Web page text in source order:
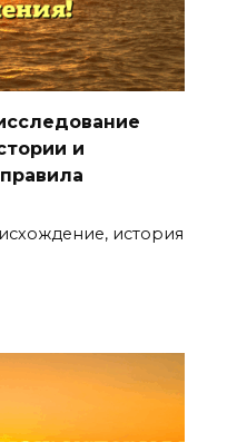
и
история